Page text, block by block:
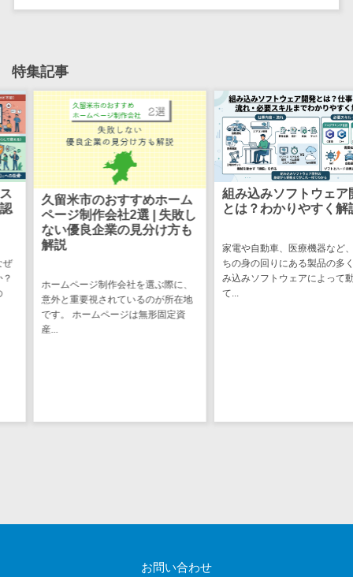
システム
医薬品在庫管
理システム
電子薬歴シス
テム
不動産業界向
け
不動産業務支
援サービス
化型
ステム
特集記事
すめホーム
2選 | 失敗し
見分け方も
を選ぶ際に、
るのが所在地
は無形固定資
組み込みソフトウェア開発
とは？わかりやすく解説
家電や自動車、医療機器など、私た
ちの身の回りにある製品の多くは組
み込みソフトウェアによって動い
て...
システム開
準委任契約
システム開発を
負契約」と「準
お問い合わせ